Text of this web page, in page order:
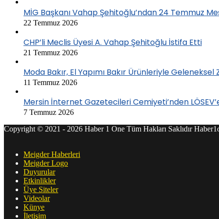
MİG Başkanı Vahap Şehitoğlu’ndan 24 Temmuz
22 Temmuz 2026
CHP’li Meclis Üyesi A. Vahap Şehitoğlu İstifa Etti
21 Temmuz 2026
Moda Bakır, El Yapımı Bakır Ürünleriyle
11 Temmuz 2026
Mersin İnternet Gazetecileri Cemiyeti’nden
7 Temmuz 2026
Copyright © 2021 - 2026 Haber 1 One Tüm Hakları Saklıdır
Meigder Haberleri
Meigder Logo
Duyurular
Etkinlikler
Üye Siteler
Videolar
Künye
İletişim